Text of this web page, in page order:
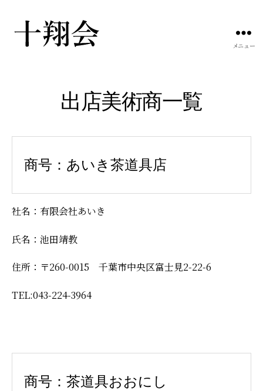
メニュー
出店美術商一覧
商号：あいき茶道具店
社名：有限会社あいき
氏名：池田靖教
住所：〒260-0015 千葉市中央区富士見2-22-6
TEL:043-224-3964
商号：茶道具おおにし